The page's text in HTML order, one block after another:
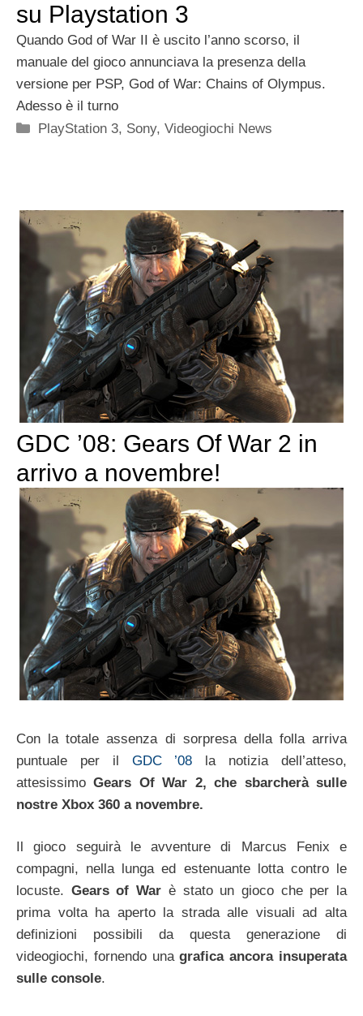
su Playstation 3
Quando God of War II è uscito l’anno scorso, il
manuale del gioco annunciava la presenza della
versione per PSP, God of War: Chains of Olympus.
Adesso è il turno
Categorie
PlayStation 3, Sony,Videogiochi News
GDC ’08: Gears Of War 2 in
arrivo a novembre!
Con la totale assenza di sorpresa della folla arriva
puntuale per il GDC ’08 la notizia dell’atteso,
attesissimoGears Of War 2, che sbarcherà sulle
nostre Xbox 360 a novembre.
Il gioco seguirà le avventure di Marcus Fenix e
compagni, nella lunga ed estenuante lotta contro le
locuste. Gears of War è stato un gioco che per la
prima volta ha aperto la strada alle visuali ad alta
definizioni possibili da questa generazione di
videogiochi, fornendo unagrafica ancora insuperata
sulle console.